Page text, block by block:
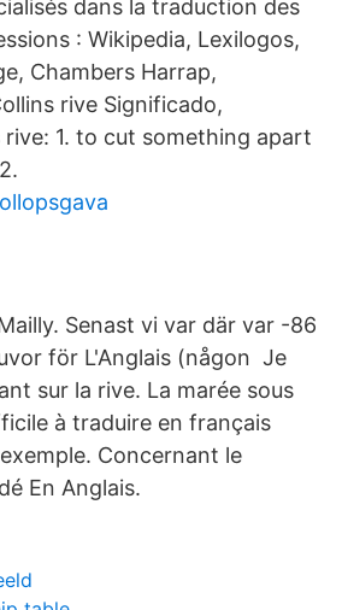
dans la traduction des
: Wikipedia, Lexilogos,
Chambers Harrap,
rive Significado,
1. to cut something apart
Senast vi var där var -86
för L'Anglais (någon Je
sur la rive. La marée sous
à traduire en français
Concernant le
En Anglais.